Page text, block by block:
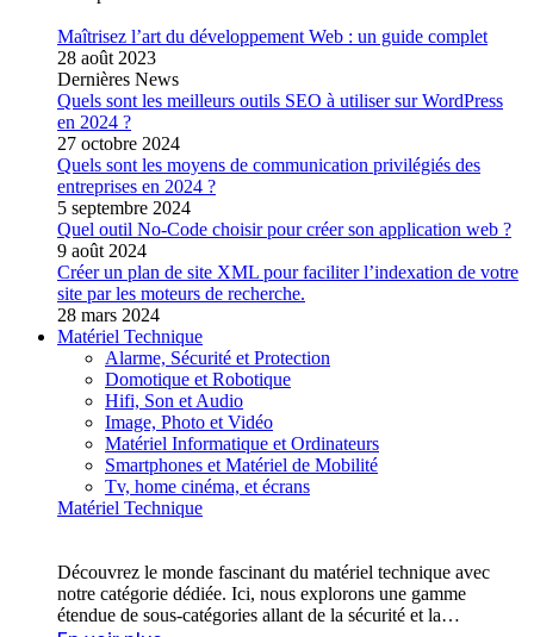
Maîtrisez l’art du développement Web : un guide complet
28 août 2023
Dernières News
Quels sont les meilleurs outils SEO à utiliser sur WordPress
en 2024 ?
27 octobre 2024
Quels sont les moyens de communication privilégiés des
entreprises en 2024 ?
5 septembre 2024
Quel outil No-Code choisir pour créer son application web ?
9 août 2024
Créer un plan de site XML pour faciliter l’indexation de votre
site par les moteurs de recherche.
28 mars 2024
Matériel Technique
Alarme, Sécurité et Protection
Domotique et Robotique
Hifi, Son et Audio
Image, Photo et Vidéo
Matériel Informatique et Ordinateurs
Smartphones et Matériel de Mobilité
Tv, home cinéma, et écrans
Matériel Technique
Découvrez le monde fascinant du matériel technique avec
notre catégorie dédiée. Ici, nous explorons une gamme
étendue de sous-catégories allant de la sécurité et la…